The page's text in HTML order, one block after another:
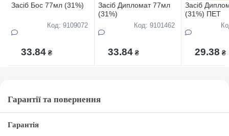
Засіб Бос 77мл (31%)
Код: 9109072
33.84 ₴
Засіб Дипломат 77мл
(31%)
Код: 9101462
33.84 ₴
Засіб
(31%) ПЕТ
29.38 ₴
Гарантії та повернення
Гарантія